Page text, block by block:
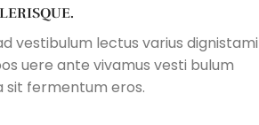
vestibulum lectus varius dignistami
uere ante vivamus vesti bulum
sit fermentum eros.